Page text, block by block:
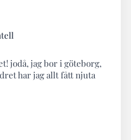
jodå, jag bor i göteborg,
har jag allt fått njuta